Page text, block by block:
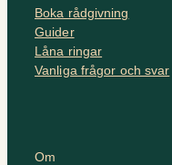
Boka rådgivning
Guider
Låna ringar
Vanliga frågor och svar
Om